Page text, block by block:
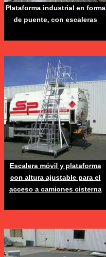
Plataforma industrial en forma
de puente, con escaleras
Escalera móvil y plataforma
con altura ajustable para el
acceso a camiones cisterna